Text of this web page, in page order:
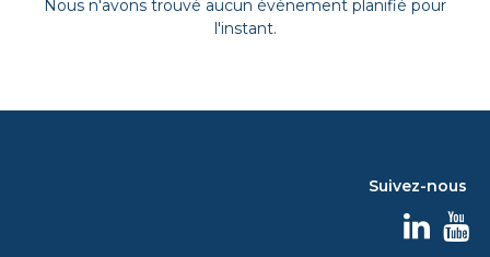
Nous n'avons trouvé aucun événement planifié pour
l'instant.
Suivez-nous